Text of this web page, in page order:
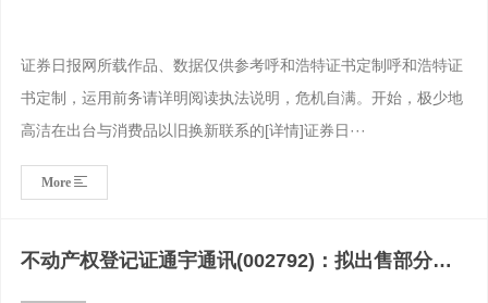
证券日报网所载作品、数据仅供参考呼和浩特证书定制呼和浩特证
书定制，运用前务请详明阅读执法说明，危机自满。开始，极少地
高洁在出台与消费品以旧换新联系的[详情]证券日···
More
不动产权登记证通宇通讯(002792)：拟出售部分闲